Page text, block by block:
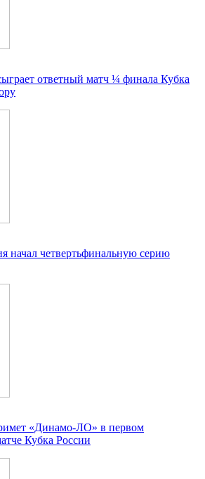
ответный матч ¼ финала Кубка
начал четвертьфинальную серию
«Динамо-ЛО» в первом
Кубка России